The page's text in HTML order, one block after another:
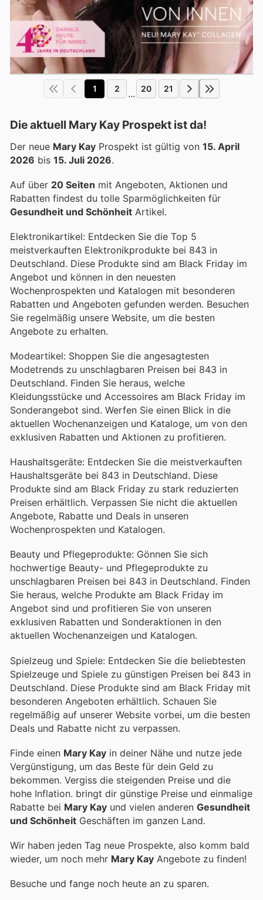
1 2 ... 20 21
Die aktuell Mary Kay Prospekt ist da!
Der neue Mary Kay Prospekt ist gültig von 15. April
2026 bis 15. Juli 2026.
Auf über 20 Seiten mit Angeboten, Aktionen und
Rabatten findest du tolle Sparmöglichkeiten für
Gesundheit und Schönheit Artikel.
Elektronikartikel: Entdecken Sie die Top 5
meistverkauften Elektronikprodukte bei 843 in
Deutschland. Diese Produkte sind am Black Friday im
Angebot und können in den neuesten
Wochenprospekten und Katalogen mit besonderen
Rabatten und Angeboten gefunden werden. Besuchen
Sie regelmäßig unsere Website, um die besten
Angebote zu erhalten.
Modeartikel: Shoppen Sie die angesagtesten
Modetrends zu unschlagbaren Preisen bei 843 in
Deutschland. Finden Sie heraus, welche
Kleidungsstücke und Accessoires am Black Friday im
Sonderangebot sind. Werfen Sie einen Blick in die
aktuellen Wochenanzeigen und Kataloge, um von den
exklusiven Rabatten und Aktionen zu profitieren.
Haushaltsgeräte: Entdecken Sie die meistverkauften
Haushaltsgeräte bei 843 in Deutschland. Diese
Produkte sind am Black Friday zu stark reduzierten
Preisen erhältlich. Verpassen Sie nicht die aktuellen
Angebote, Rabatte und Deals in unseren
Wochenprospekten und Katalogen.
Beauty und Pflegeprodukte: Gönnen Sie sich
hochwertige Beauty- und Pflegeprodukte zu
unschlagbaren Preisen bei 843 in Deutschland. Finden
Sie heraus, welche Produkte am Black Friday im
Angebot sind und profitieren Sie von unseren
exklusiven Rabatten und Sonderaktionen in den
aktuellen Wochenanzeigen und Katalogen.
Spielzeug und Spiele: Entdecken Sie die beliebtesten
Spielzeuge und Spiele zu günstigen Preisen bei 843 in
Deutschland. Diese Produkte sind am Black Friday mit
besonderen Angeboten erhältlich. Schauen Sie
regelmäßig auf unserer Website vorbei, um die besten
Deals und Rabatte nicht zu verpassen.
Finde einen Mary Kay in deiner Nähe und nutze jede
Vergünstigung, um das Beste für dein Geld zu
bekommen. Vergiss die steigenden Preise und die
hohe Inflation. bringt dir günstige Preise und einmalige
Rabatte bei Mary Kay und vielen anderen Gesundheit
und Schönheit Geschäften im ganzen Land.
Wir haben jeden Tag neue Prospekte, also komm bald
wieder, um noch mehr Mary Kay Angebote zu finden!
Besuche und fange noch heute an zu sparen.